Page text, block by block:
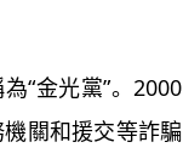
“金光黨”。2000
機關和援交等詐騙